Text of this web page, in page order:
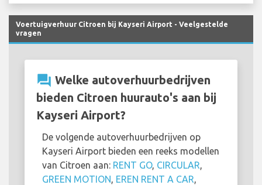
Voertuigverhuur Citroen bij Kayseri Airport - Veelgestelde
vragen
question_answer Welke autoverhuurbedrijven
bieden Citroen huurauto's aan bij
Kayseri Airport?
De volgende autoverhuurbedrijven op
Kayseri Airport bieden een reeks modellen
van Citroen aan: RENT GO, CIRCULAR
GREEN MOTION EREN RENT A CAR